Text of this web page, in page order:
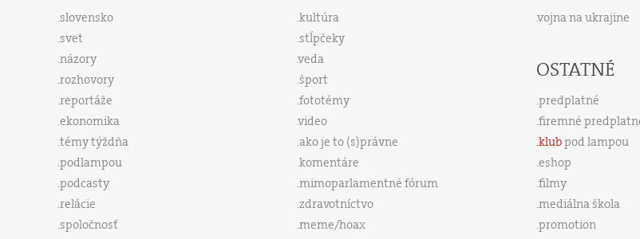
slovensko
svet
názory
rozhovory
reportáže
ekonomika
témy týždňa
podlampou
podcasty
relácie
spoločnosť
kultúra
stĺpčeky
veda
šport
fototémy
video
ako je to (s)právne
komentáre
mimoparlamentné fórum
zdravotníctvo
meme/hoax
vojna na ukrajine
OSTATNÉ
predplatné
firemné
klubpod lampou
eshop
filmy
mediálna škola
promotion